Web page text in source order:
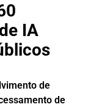
IA
de
de